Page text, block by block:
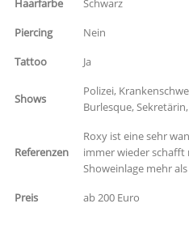
Haarfarbe
Schwarz
Piercing
Nein
Tattoo
Ja
Shows
Polizei,
Burlesque,
Referenzen
Roxy ist eine sehr
immer wieder schafft
Showeinlage mehr
Preis
ab 200 Euro